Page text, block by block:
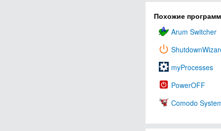
Похожие
Arum Switcher
myProcesses
PowerOFF
Comodo